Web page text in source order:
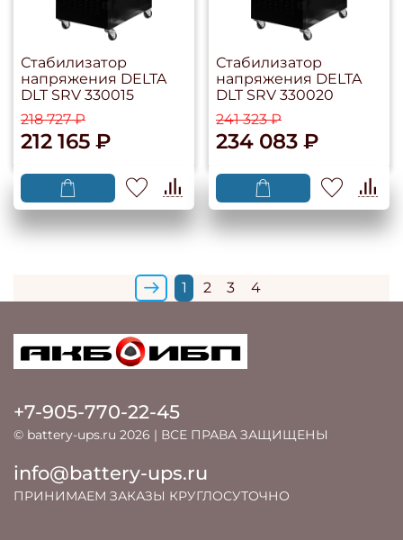
Стабилизатор
напряжения DELTA
DLT SRV 330015
218 727 ₽
212 165 ₽
Стабилизатор
напряжения DELTA
DLT SRV 330020
241 323 ₽
234 083 ₽
1 2 3 4
+7-905-770-22-45
© battery-ups.ru 2026 | ВСЕ ПРАВА ЗАЩИЩЕНЫ
info@battery-ups.ru
ПРИНИМАЕМ ЗАКАЗЫ КРУГЛОСУТОЧНО